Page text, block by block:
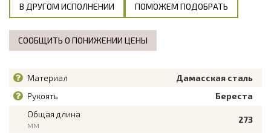
В ДРУГОМ ИСПОЛНЕНИИ ПОМОЖЕМ ПОДОБРАТЬ
СООБЩИТЬ О ПОНИЖЕНИИ ЦЕНЫ
Материал
Дамасская сталь
Рукоять
Береста
Общая длина
мм
273